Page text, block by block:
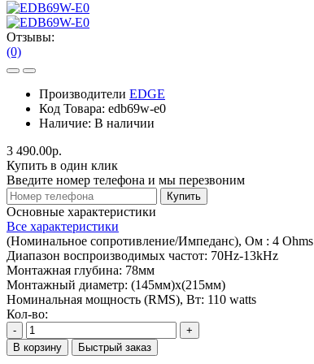
Отзывы:
(0)
Производители EDGE
Код Товара: edb69w-e0
Наличие: В наличии
3 490.00р.
Купить в один клик
Введите номер телефона и мы перезвоним
Купить
Основные характеристики
Все характеристики
(Номинальное сопротивление/Импеданс), Ом : 4 Ohms
Диапазон воспроизводимых частот: 70Hz-13kHz
Монтажная глубина: 78мм
Монтажный диаметр: (145мм)х(215мм)
Номинальная мощность (RMS), Вт: 110 watts
Кол-во:
-
+
В корзину
Быстрый заказ